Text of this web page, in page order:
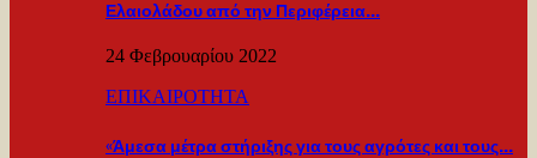
Ελαιολάδου από την Περιφέρεια…
24 Φεβρουαρίου 2022
ΕΠΙΚΑΙΡΟΤΗΤΑ
«Άμεσα μέτρα στήριξης για τους αγρότες και τους…